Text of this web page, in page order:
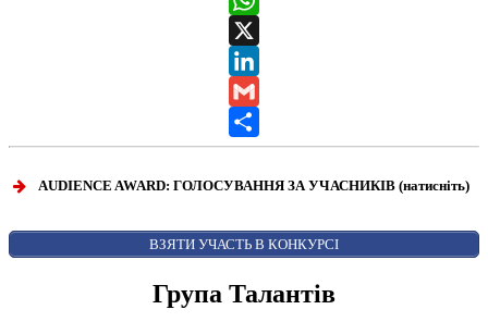
WhatsApp
X
LinkedIn
Gmail
Share
AUDIENCE AWARD: ГОЛОСУВАННЯ ЗА УЧАСНИКІВ (натисніть)
AUDIENCE AWARD
ВЗЯТИ УЧАСТЬ В КОНКУРСІ
Група Талантів